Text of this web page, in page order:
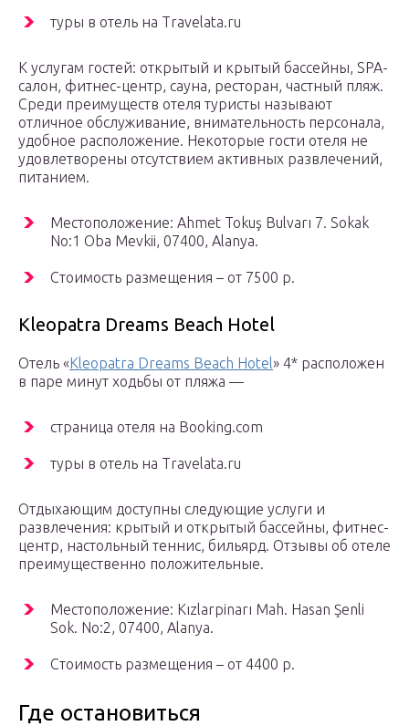
туры в отель на Travelata.ru
К услугам гостей: открытый и крытый бассейны, SPA-
салон, фитнес-центр, сауна, ресторан, частный пляж.
Среди преимуществ отеля туристы называют
отличное обслуживание, внимательность персонала,
удобное расположение. Некоторые гости отеля не
удовлетворены отсутствием активных развлечений,
питанием.
Местоположение: Ahmet Tokuş Bulvarı 7. Sokak
No:1 Oba Mevkii, 07400, Alanya.
Стоимость размещения – от 7500 р.
Kleopatra Dreams Beach Hotel
Отель «Kleopatra Dreams Beach Hotel» 4* расположен
в паре минут ходьбы от пляжа —
страница отеля на Booking.com
туры в отель на Travelata.ru
Отдыхающим доступны следующие услуги и
развлечения: крытый и открытый бассейны, фитнес-
центр, настольный теннис, бильярд. Отзывы об отеле
преимущественно положительные.
Местоположение: Kızlarpinarı Mah. Hasan Şenli
Sok. No:2, 07400, Alanya.
Стоимость размещения – от 4400 р.
Где остановиться